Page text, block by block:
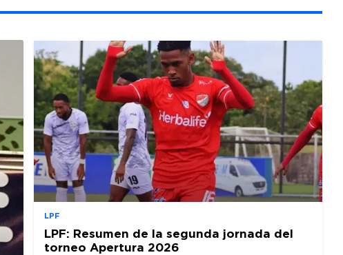
LPF
LPF: Resumen de la segunda jornada del
torneo Apertura 2026